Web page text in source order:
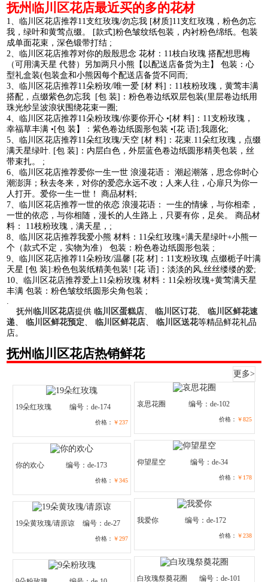
抚州临川区花店最近买的多的花材
1、临川区花店推荐11支红玫瑰/勿忘我 [材质]11支红玫瑰，粉色勿忘
我，绿叶和黄莺点缀。 [款式]粉色皱纹纸包装，内衬粉色绵纸。包装
成单面花束，深色锻带打结 ;
2、临川区花店推荐对你的殷殷思念 花材：11枝白玫瑰 搭配想思梅
（可用满天星 代替）另加两只小熊【以配送店备货为主】 包装：心
型礼盒装(包装盒和小熊因每个配送店备货不同而;
3、临川区花店推荐11朵粉玫/唯一爱 [材 料]：11枝粉玫瑰，黄莺丰满
搭配，点缀紫色勿忘我 [包 装]：粉色卷边纸双层包装(里层卷边纸用
珠光纱呈波浪状围绕花束一圈;
4、临川区花店推荐11朵粉玫瑰/你要你开心 •[材 料]：11支粉玫瑰，
幸福草丰满 •[包 装】：紫色卷边纸圆形包装 •[花 语];我愿化;
5、临川区花店推荐11朵红玫瑰/天空 [材 料]：花束.11朵红玫瑰，点缀
满天星绿叶. [包 装]：内层白色，外层蓝色卷边纸圆形精美包装，丝
带束扎。 ;
6、临川区花店推荐爱你一生一世 浪漫花语： 潮起潮落，思念你时心
潮澎湃；秋去冬来，对你的爱恋永远不改；人来人往，心扉只为你一
人打开。爱你一生一世！ 商品材料;
7、临川区花店推荐一世的依恋 浪漫花语： 一生的情缘，与你相牵，
一世的依恋，与你相随，漫长的人生路上，只要有你，足矣。 商品材
料： 11枝粉玫瑰，满天星，;
8、临川区花店推荐我爱小熊 材料：11朵红玫瑰+满天星绿叶+小熊一
个（款式不定，实物为准） 包装：粉色卷边纸圆形包装 ;
9、临川区花店推荐11朵粉玫/温馨 [花 材]：11支粉玫瑰 点缀栀子叶满
天星 [包 装]:粉色包装纸精美包装! [花 语]：淡淡的风,丝丝缕缕的爱;
10、临川区花店推荐爱上11朵粉玫瑰 材料：11朵粉玫瑰+黄莺满天星
丰满 包装：粉色皱纹纸圆形尖角包装 ;
.
抚州 临川区花店提供 临川区蛋糕店、 临川区订花、 临川区鲜花速
递、 临川区鲜花预定、 临川区鲜花店、 临川区送花等精品鲜花礼品
店。
抚州临川区花店热销鲜花
更多>
19朵红玫瑰 编号：de-174
价格： ￥237
哀思花圈 编号：de-102
价格： ￥825
你的欢心 编号：de-173
价格： ￥345
仰望星空 编号：de-34
价格： ￥178
19朵黄玫瑰/请原谅 编号：de-27
价格： ￥297
我爱你 编号：de-172
价格： ￥238
白玫瑰祭奠花圈 编号：de-101